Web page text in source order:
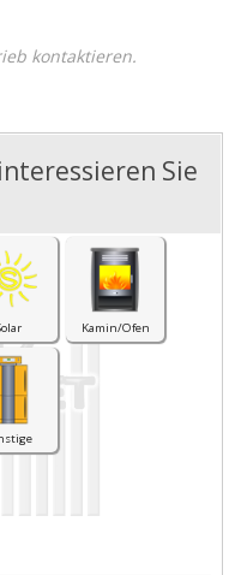
kontaktieren.
Sie
Kamin/Ofen